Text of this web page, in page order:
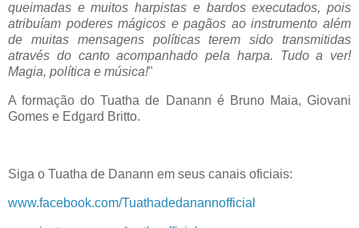
queimadas e muitos harpistas e bardos executados, pois
atribuíam poderes mágicos e pagãos ao instrumento além
de muitas mensagens políticas terem sido transmitidas
através do canto acompanhado pela harpa. Tudo a ver!
Magia, política e música!"
A formação do Tuatha de Danann é Bruno Maia, Giovani
Gomes e Edgard Britto.
Siga o Tuatha de Danann em seus canais oficiais:
www.facebook.com/Tuathadedanannofficial